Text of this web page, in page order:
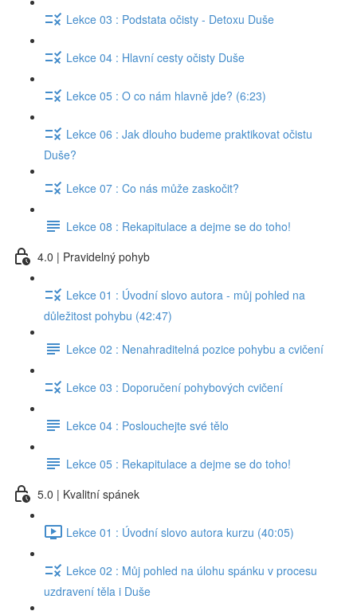
Lekce 03 : Podstata očisty - Detoxu Duše
Lekce 04 : Hlavní cesty očisty Duše
Lekce 05 : O co nám hlavně jde? (6:23)
Lekce 06 : Jak dlouho budeme praktikovat očistu
Duše?
Lekce 07 : Co nás může zaskočit?
Lekce 08 : Rekapitulace a dejme se do toho!
4.0 | Pravidelný pohyb
Lekce 01 : Úvodní slovo autora - můj pohled na
důležitost pohybu (42:47)
Lekce 02 : Nenahraditelná pozice pohybu a cvičení
Lekce 03 : Doporučení pohybových cvičení
Lekce 04 : Poslouchejte své tělo
Lekce 05 : Rekapitulace a dejme se do toho!
5.0 | Kvalitní spánek
Lekce 01 : Úvodní slovo autora kurzu (40:05)
Lekce 02 : Můj pohled na úlohu spánku v procesu
uzdravení těla i Duše